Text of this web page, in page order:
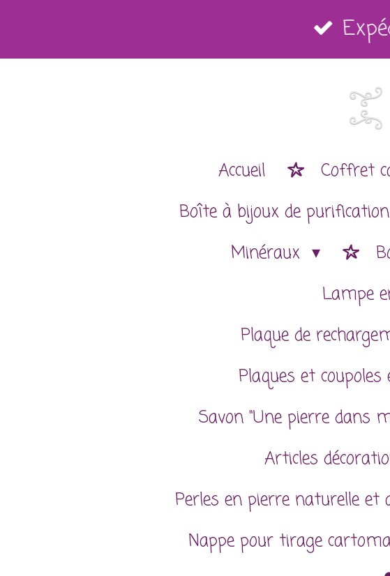
au
Accueil Coffret
Boîte à bijoux de
Minéraux
Lampe
Plaque de
Plaques et coupoles
Savon "Une pierre dans
Articles
Perles en pierre naturelle et
Nappe pour tirage